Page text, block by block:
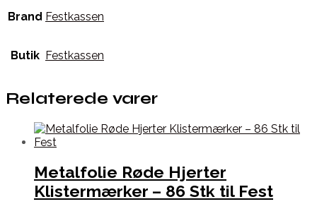
Brand Festkassen
Butik Festkassen
Relaterede varer
Metalfolie Røde Hjerter
Klistermærker – 86 Stk til Fest